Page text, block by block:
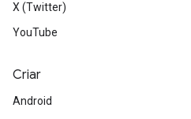
X (Twitter)
YouTube
Criar
Android